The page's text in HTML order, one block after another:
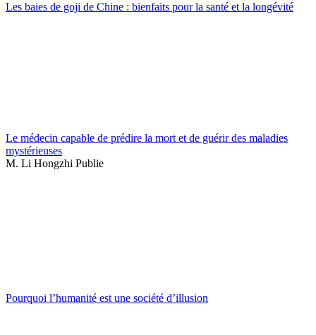
Les baies de goji de Chine : bienfaits pour la santé et la longévité
Le médecin capable de prédire la mort et de guérir des maladies
mystérieuses
M. Li Hongzhi Publie
Pourquoi l’humanité est une société d’illusion